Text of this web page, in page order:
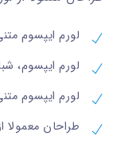
لورم ایپسوم
لورم ایپسوم،
لورم ایپسوم
طراحان معمولا